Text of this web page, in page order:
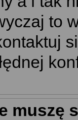
to
muszę